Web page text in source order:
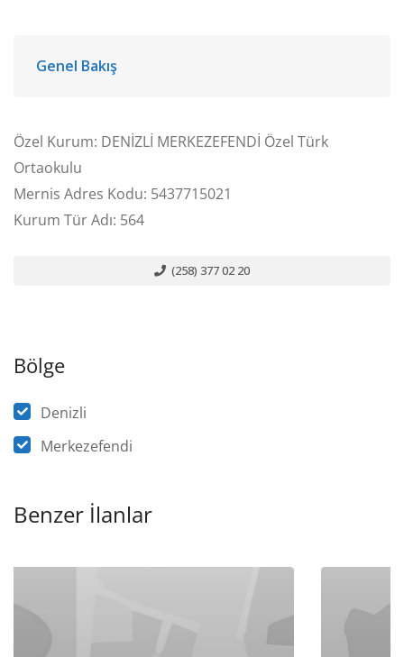
Genel Bakış
Özel Kurum: DENİZLİ MERKEZEFENDİ Özel Türk
Ortaokulu
Mernis Adres Kodu: 5437715021
Kurum Tür Adı: 564
(258) 377 02 20
Bölge
Denizli
Merkezefendi
Benzer İlanlar